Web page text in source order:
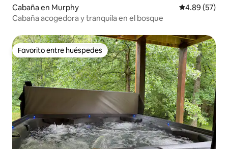
Cabaña en Murphy Calificación
4.89 (57)
Cabaña acogedora y tranquila en el bosque
Favorito entre huéspedes
Favorito entre huéspedes